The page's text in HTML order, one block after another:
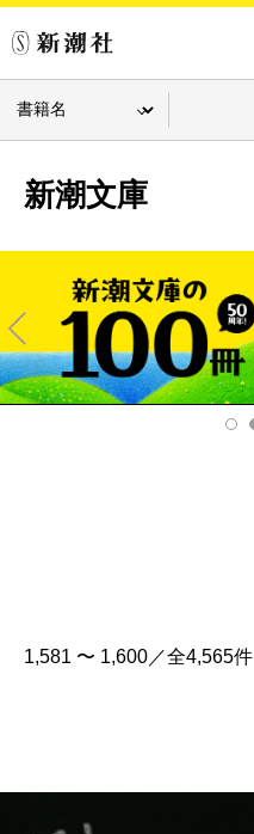
新潮文庫
Pre
v
1,581 〜 1,600／全4,565件